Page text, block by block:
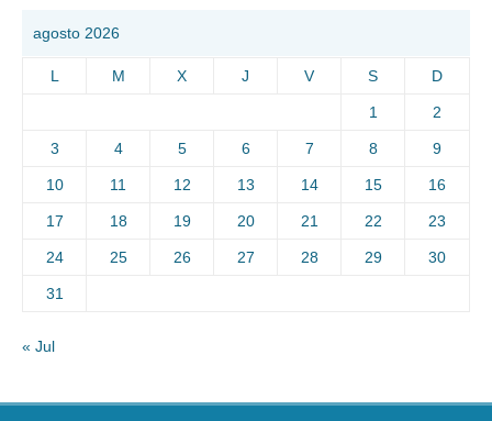
agosto 2026
L M X J V S D
1 2
3 4 5 6 7 8 9
10 11 12 13 14 15 16
17 18 19 20 21 22 23
24 25 26 27 28 29 30
31
« Jul